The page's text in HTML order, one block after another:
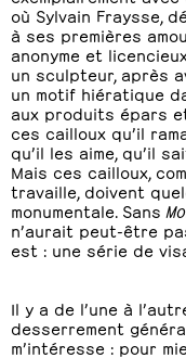
où Sylvain Fraysse,
à ses premières
anonyme et
un sculpteur, après
un motif hiératique
aux produits épars
ces cailloux qu’il
qu’il les aime, qu’il
Mais ces cailloux,
travaille, doivent
monumentale. Sans
n’aurait peut-être
est : une série de
Il y a de l’une à
desserrement
m’intéresse : pour